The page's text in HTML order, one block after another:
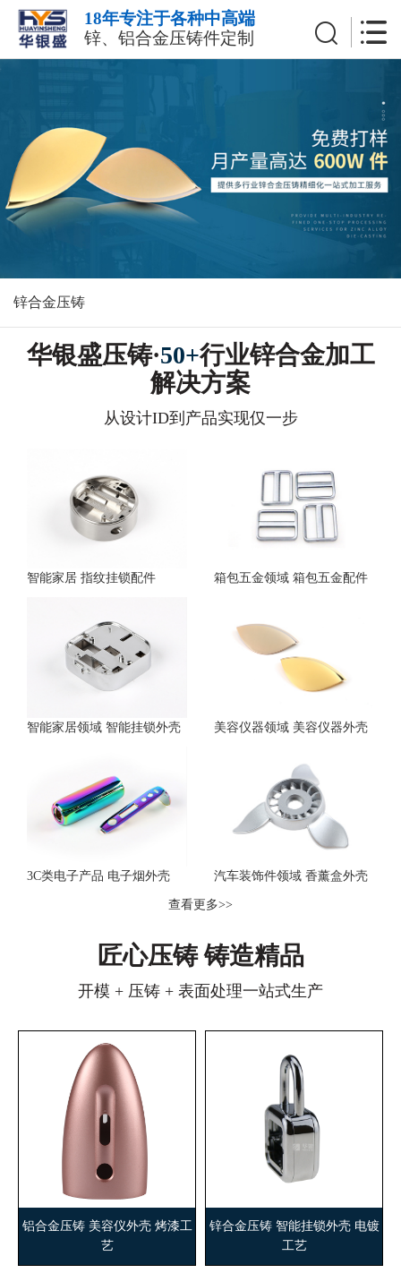
18年专注于各种中高端
锌、铝合金压铸件定制
锌合金压铸
华银盛压铸·50+行业锌合金加工
解决方案
从设计ID到产品实现仅一步
智能家居 指纹挂锁配件 箱包五金领域 箱包五金配件
智能家居领域 智能挂锁外壳 美容仪器领域 美容仪器外壳
3C类电子产品 电子烟外壳 汽车装饰件领域 香薰盒外壳
查看更多>>
匠心压铸 铸造精品
开模 + 压铸 + 表面处理一站式生产
铝合金压铸 美容仪外壳 烤漆工
艺
锌合金压铸 智能挂锁外壳 电镀
工艺